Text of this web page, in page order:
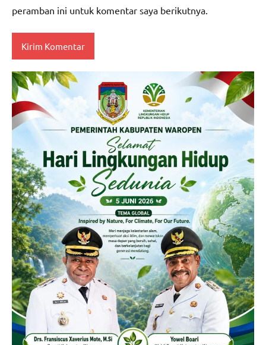
peramban ini untuk komentar saya berikutnya.